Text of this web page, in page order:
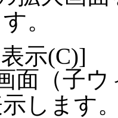
。
示(C)]
面（子
します